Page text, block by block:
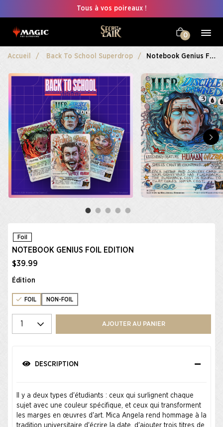
Tous à vos poireaux !
0
Accueil Back To School Superdrop Notebook Genius Foil Edition
Foil
NOTEBOOK GENIUS FOIL EDITION
$39.99
Édition
FOIL NON-FOIL
Select quantity
AJOUTER AU PANIER
DESCRIPTION
Il y a deux types d'étudiants : ceux qui surlignent chaque
sujet avec une couleur spécifique, et ceux qui transforment
les marges en œuvres d'art. Mica Angela rend hommage à la
tradition universitaire d'écrire la date, d'ajouter trois titres de